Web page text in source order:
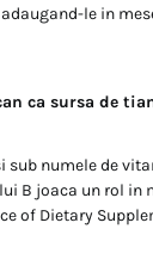
le in
ca sursa de
sub numele de
B joaca un rol in
of Dietary